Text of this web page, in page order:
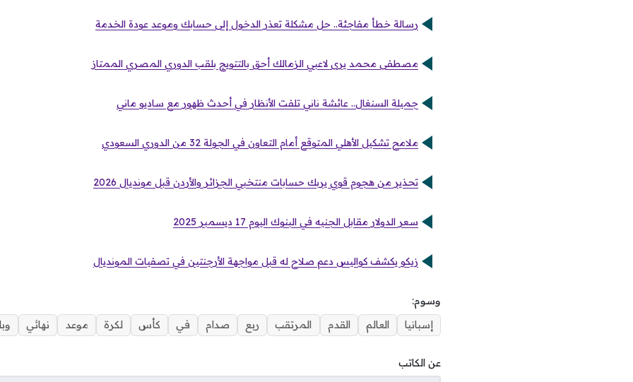
رسالة خطأ مفاجئة.. حل مشكلة تعذر الدخول إلى حسابك وموعد عودة الخدمة
مصطفى محمد يرى لاعبي الزمالك أحق بالتتويج بلقب الدوري المصري الممتاز
جميلة السنغال.. عائشة ناني تلفت الأنظار في أحدث ظهور مع ساديو ماني
ملامح تشكيل الأهلي المتوقع أمام التعاون في الجولة 32 من الدوري السعودي
تحذير من هجوم قوي يربك حسابات منتخبي الجزائر والأردن قبل مونديال 2026
سعر الدولار مقابل الجنيه في البنوك اليوم 17 ديسمبر 2025
زيكو يكشف كواليس دعم صلاح له قبل مواجهة الأرجنتين في تصفيات المونديال
وسوم:
إسبانيا
العالم القدم المرتقب ربع صدام في كأس لكرة موعد نهائي
عن الكاتب